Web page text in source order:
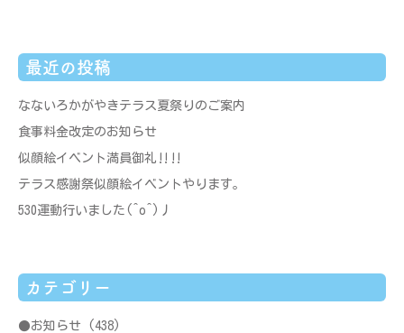
最近の投稿
なないろかがやきテラス夏祭りのご案内
食事料金改定のお知らせ
似顔絵イベント満員御礼‼‼
テラス感謝祭似顔絵イベントやります。
530運動行いました(^o^)丿
カテゴリー
お知らせ (438)